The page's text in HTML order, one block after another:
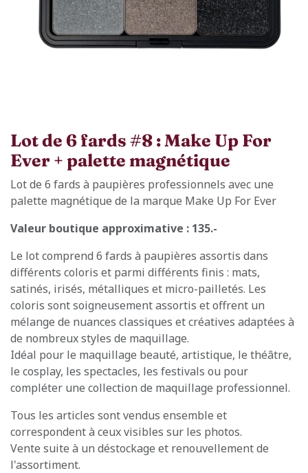
Lot de 6 fards #8 : Make Up For
Ever + palette magnétique
Lot de 6 fards à paupières professionnels avec une
palette magnétique de la marque Make Up For Ever
Valeur boutique approximative : 135.-
Le lot comprend 6 fards à paupières assortis dans
différents coloris et parmi différents finis : mats,
satinés, irisés, métalliques et micro-pailletés. Les
coloris sont soigneusement assortis et offrent un
mélange de nuances classiques et créatives adaptées à
de nombreux styles de maquillage.
Idéal pour le maquillage beauté, artistique, le théâtre,
le cosplay, les spectacles, les festivals ou pour
compléter une collection de maquillage professionnel.
Tous les articles sont vendus ensemble et
correspondent à ceux visibles sur les photos.
Vente suite à un déstockage et renouvellement de
l'assortiment.